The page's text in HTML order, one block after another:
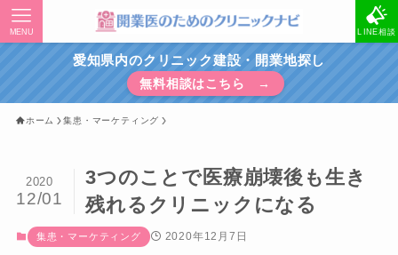
LINE相談
MENU
愛知県内のクリニック建設・開業地探し
無料相談はこちら →
ホーム 集患・マーケティング
3つのことで医療崩壊後も生き
残れるクリニックになる
2020
12/01
集患・マーケティング 2020年12月7日